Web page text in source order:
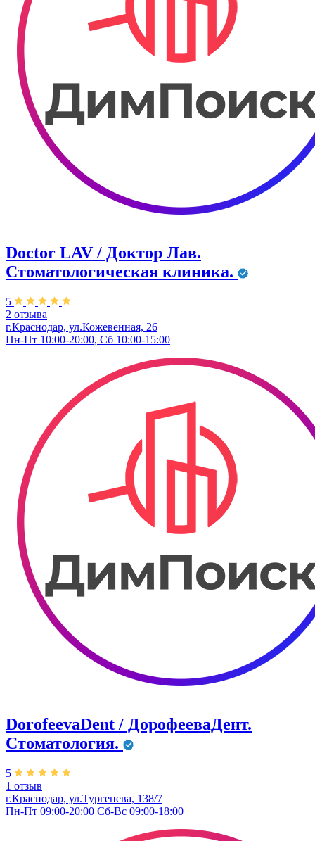
Doctor LAV / Доктор Лав.
Стоматологическая клиника.
5
2 отзыва
г.Краснодар, ул.Кожевенная, 26
Пн-Пт 10:00-20:00, Сб 10:00-15:00
DorofeevaDent / ДорофееваДент.
Стоматология.
5
1 отзыв
г.Краснодар, ул.Тургенева, 138/7
Пн-Пт 09:00-20:00 Сб-Вс 09:00-18:00